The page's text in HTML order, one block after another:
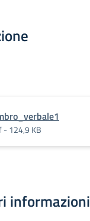
- 124,9 KB
informazioni